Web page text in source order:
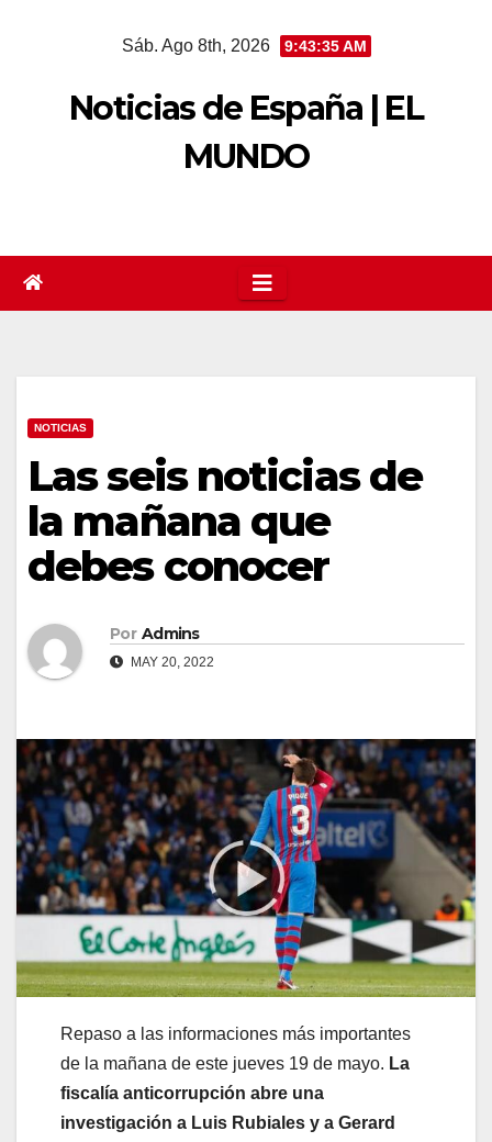
Sáb. Ago 8th, 2026 9:43:36 AM
Noticias de España | EL
MUNDO
NOTICIAS
Las seis noticias de
la mañana que
debes conocer
Por Admins
MAY 20, 2022
Repaso a las informaciones más importantes
de la mañana de este jueves 19 de mayo. La
fiscalía anticorrupción abre una
investigación a Luis Rubiales y a Gerard